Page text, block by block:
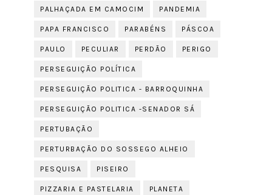
PALHAÇADA EM CAMOCIM PANDEMIA
PAPA FRANCISCO PARABÉNS PÁSCOA
PAULO PECULIAR PERDÃO PERIGO
PERSEGUIÇÃO POLÍTICA
PERSEGUIÇÃO POLITICA - BARROQUINHA
PERSEGUIÇÃO POLITICA -SENADOR SÁ
PERTUBAÇÃO
PERTURBAÇÃO DO SOSSEGO ALHEIO
PESQUISA PISEIRO
PIZZARIA E PASTELARIA PLANETA